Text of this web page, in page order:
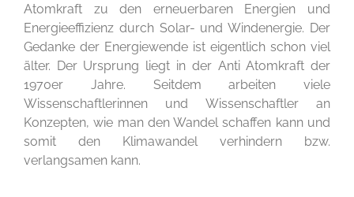
Atomkraft zu den erneuerbaren Energien und
Energieeffizienz durch Solar- und Windenergie. Der
Gedanke der Energiewende ist eigentlich schon viel
älter. Der Ursprung liegt in der Anti Atomkraft der
1970er Jahre. Seitdem arbeiten viele
Wissenschaftlerinnen und Wissenschaftler an
Konzepten, wie man den Wandel schaffen kann und
somit den Klimawandel verhindern bzw.
verlangsamen kann.